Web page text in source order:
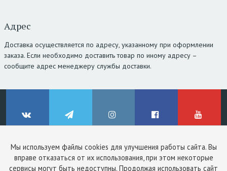
Мы используем файлы cookies для улучшения работы сайта. Вы
вправе отказаться от их использования, при этом некоторые
сервисы могут быть недоступны. Продолжая использовать сайт
Адрес
Доставка осуществляется по адресу, указанному при оформлении
заказа. Если необходимо доставить товар по иному адресу –
сообщите адрес менеджеру службы доставки.
ВКонтакте Telegram Instagram Facebook YouTube
© ClinicStyle, 2026
Используя сайт, вы принимаетепользовательское соглашениеи